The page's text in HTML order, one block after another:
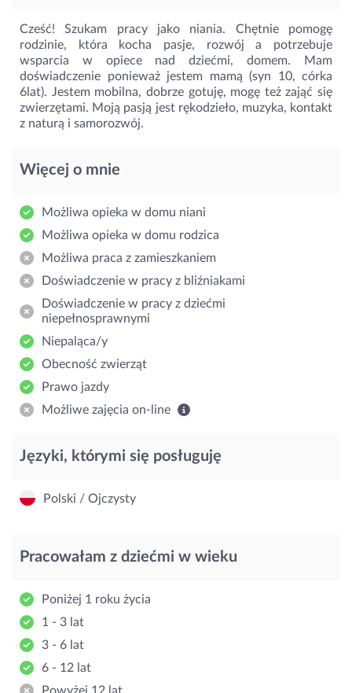
Cześć! Szukam pracy jako niania. Chętnie pomogę
rodzinie, która kocha pasje, rozwój a potrzebuje
wsparcia w opiece nad dziećmi, domem. Mam
doświadczenie ponieważ jestem mamą (syn 10, córka
6lat). Jestem mobilna, dobrze gotuję, mogę też zająć się
zwierzętami. Moją pasją jest rękodzieło, muzyka, kontakt
z naturą i samorozwój.
Więcej o mnie
Możliwa opieka w domu niani
Możliwa opieka w domu rodzica
Możliwa praca z zamieszkaniem
Doświadczenie w pracy z bliźniakami
Doświadczenie w pracy z dziećmi
niepełnosprawnymi
Niepaląca/y
Obecność zwierząt
Prawo jazdy
Możliwe zajęcia on-line
Języki, którymi się posługuję
Polski / Ojczysty
Pracowałam z dziećmi w wieku
Poniżej 1 roku życia
1 - 3 lat
3 - 6 lat
6 - 12 lat
Powyżej 12 lat